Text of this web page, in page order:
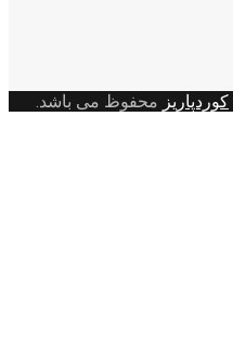
کوردپاریز محفوظ می باشد.